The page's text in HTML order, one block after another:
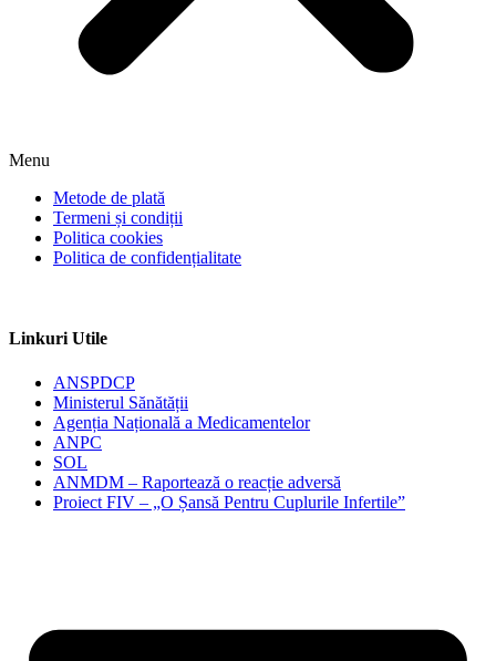
Menu
Metode de plată
Termeni și condiții
Politica cookies
Politica de confidențialitate
Linkuri Utile
ANSPDCP
Ministerul Sănătății
Agenția Națională a Medicamentelor
ANPC
SOL
ANMDM – Raportează o reacție adversă
Proiect FIV – „O Șansă Pentru Cuplurile Infertile”